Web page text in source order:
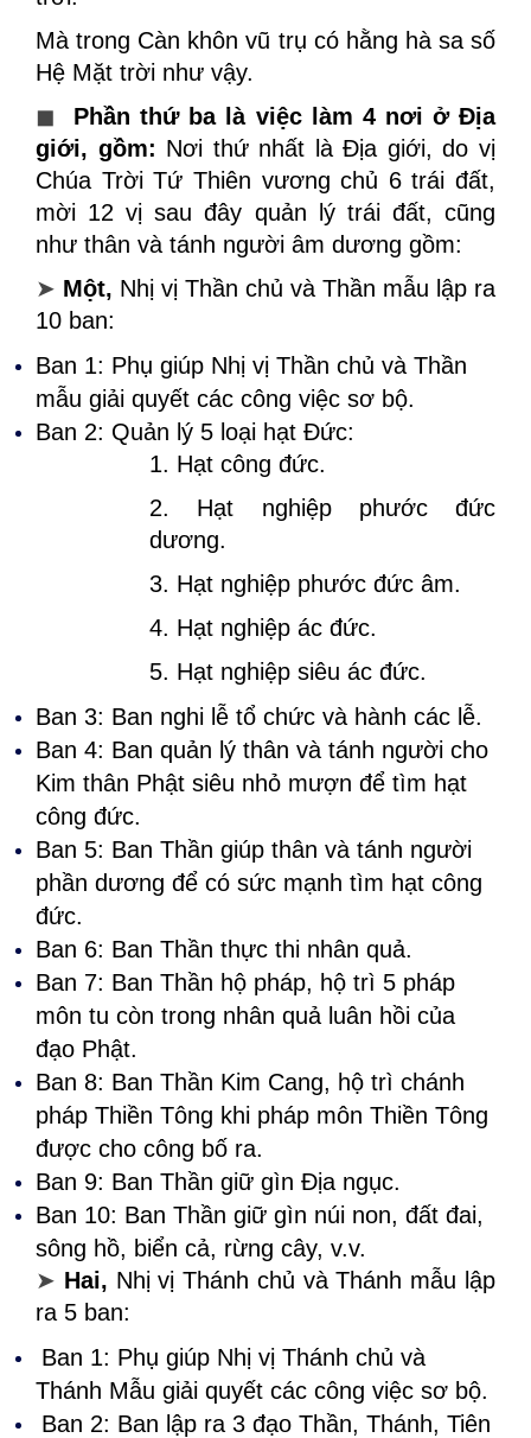
Mà trong Càn khôn vũ trụ có hằng hà sa số
Hệ Mặt trời như vậy.
◼
Phần thứ ba là việc làm 4 nơi ở Địa
giới, gồm: Nơi thứ nhất là Địa giới, do vị
Chúa Trời Tứ Thiên vương chủ 6 trái đất,
mời 12 vị sau đây quản lý trái đất, cũng
như thân và tánh người âm dương gồm:
➤ Một, Nhị vị Thần chủ và Thần mẫu lập ra
10 ban:
Ban 1: Phụ giúp Nhị vị Thần chủ và Thần
mẫu giải quyết các công việc sơ bộ.
Ban 2: Quản lý 5 loại hạt Đức:
1. Hạt công đức.
2. Hạt nghiệp phước đức
dương.
3. Hạt nghiệp phước đức âm.
4. Hạt nghiệp ác đức.
5. Hạt nghiệp siêu ác đức.
Ban 3: Ban nghi lễ tổ chức và hành các lễ.
Ban 4: Ban quản lý thân và tánh người cho
Kim thân Phật siêu nhỏ mượn để tìm hạt
công đức.
Ban 5: Ban Thần giúp thân và tánh người
phần dương để có sức mạnh tìm hạt công
đức.
Ban 6: Ban Thần thực thi nhân quả.
Ban 7: Ban Thần hộ pháp, hộ trì 5 pháp
môn tu còn trong nhân quả luân hồi của
đạo Phật.
Ban 8: Ban Thần Kim Cang, hộ trì chánh
pháp Thiền Tông khi pháp môn Thiền Tông
được cho công bố ra.
Ban 9: Ban Thần giữ gìn Địa ngục.
Ban 10: Ban Thần giữ gìn núi non, đất đai,
sông hồ, biển cả, rừng cây, v.v.
➤ Hai, Nhị vị Thánh chủ và Thánh mẫu lập
ra 5 ban:
Ban 1: Phụ giúp Nhị vị Thánh chủ và
Thánh Mẫu giải quyết các công việc sơ bộ.
Ban 2: Ban lập ra 3 đạo Thần, Thánh, Tiên